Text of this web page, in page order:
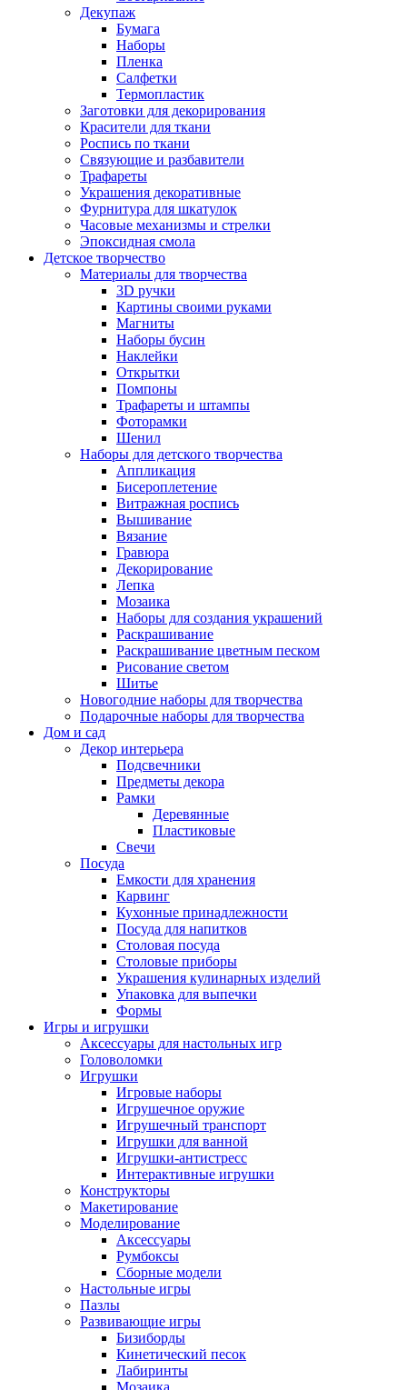
Декупаж
Бумага
Наборы
Пленка
Салфетки
Термопластик
Заготовки для декорирования
Красители для ткани
Роспись по ткани
Связующие и разбавители
Трафареты
Украшения декоративные
Фурнитура для шкатулок
Часовые механизмы и стрелки
Эпоксидная смола
Детское творчество
Материалы для творчества
3D ручки
Картины своими руками
Магниты
Наборы бусин
Наклейки
Открытки
Помпоны
Трафареты и штампы
Фоторамки
Шенил
Наборы для детского творчества
Аппликация
Бисероплетение
Витражная роспись
Вышивание
Вязание
Гравюра
Декорирование
Лепка
Мозаика
Наборы для создания украшений
Раскрашивание
Раскрашивание цветным песком
Рисование светом
Шитье
Новогодние наборы для творчества
Подарочные наборы для творчества
Дом и сад
Декор интерьера
Подсвечники
Предметы декора
Рамки
Деревянные
Пластиковые
Свечи
Посуда
Емкости для хранения
Карвинг
Кухонные принадлежности
Посуда для напитков
Столовая посуда
Столовые приборы
Украшения кулинарных изделий
Упаковка для выпечки
Формы
Игры и игрушки
Аксессуары для настольных игр
Головоломки
Игрушки
Игровые наборы
Игрушечное оружие
Игрушечный транспорт
Игрушки для ванной
Игрушки-антистресс
Интерактивные игрушки
Конструкторы
Макетирование
Моделирование
Аксессуары
Румбоксы
Сборные модели
Настольные игры
Пазлы
Развивающие игры
Бизиборды
Кинетический песок
Лабиринты
Мозаика